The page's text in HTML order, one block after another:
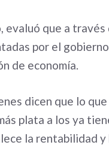
evaluó que a
por el
de economía.
dicen que lo
plata a los ya
la rentabilidad y